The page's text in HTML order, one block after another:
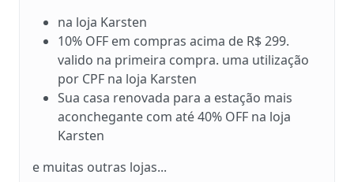
na loja Karsten
10% OFF em compras acima de R$ 299.
valido na primeira compra. uma utilização
por CPF na loja Karsten
Sua casa renovada para a estação mais
aconchegante com até 40% OFF na loja
Karsten
e muitas outras lojas...